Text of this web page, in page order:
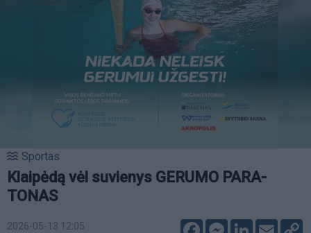
Sportas
Klaipėdą vėl suvienys GERUMO PARA-
TONAS
2026-05-13 12:05 FacebookMessenger
LinkedIn
Email